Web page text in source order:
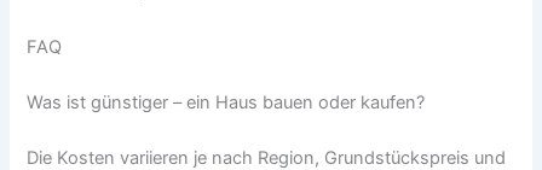
FAQ
Was ist günstiger – ein Haus bauen oder kaufen?
Die Kosten variieren je nach Region, Grundstückspreis und